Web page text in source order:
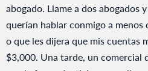
abogado. Llame a dos abogados
querían hablar conmigo a
o que les dijera que mis cuentas
$3,000. Una tarde, un comercial